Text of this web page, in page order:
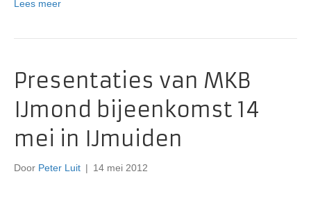
Lees meer
Presentaties van MKB
IJmond bijeenkomst 14
mei in IJmuiden
Door Peter Luit | 14 mei 2012